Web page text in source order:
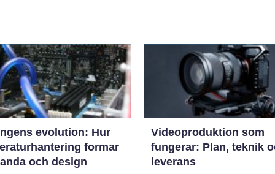
evolution: Hur
formar
och design
Videoproduktion som
fungerar: Plan, teknik
leverans